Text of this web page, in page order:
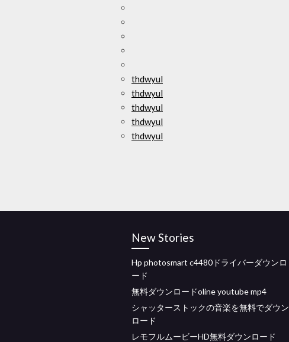
thdwyul
thdwyul
thdwyul
thdwyul
thdwyul
New Stories
Hp photosmart c4480ドライバーダウンロ
ード
無料ダウンロードoline youtube mp4
シャッターストックの音楽を無料でダウン
ロード
レモフルムービーHD無料ダウンロード